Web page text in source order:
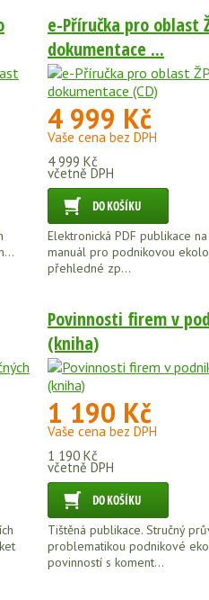
e-Příručka pro oblast
dokumentace ...
4 999 Kč
Vaše cena bez DPH
4 999 Kč
včetně DPH
Elektronická PDF publikace
manuál pro podnikovou
přehledné zp...
Povinnosti firem v
(kniha)
1 190 Kč
Vaše cena bez DPH
1 190 Kč
včetně DPH
Tištěná publikace. Stručný
problematikou podnikové
povinností s koment...